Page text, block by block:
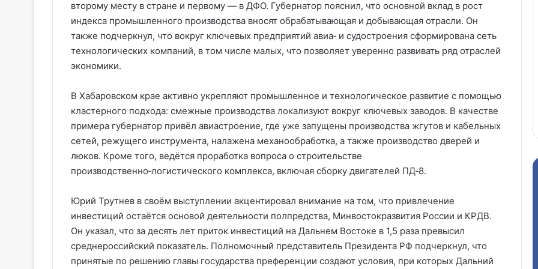
второму месту в стране и первому — в ДФО. Губернатор пояснил, что основной вклад в рост
индекса промышленного производства вносят обрабатывающая и добывающая отрасли. Он
также подчеркнул, что вокруг ключевых предприятий авиа‑ и судостроения сформирована сеть
технологических компаний, в том числе малых, что позволяет уверенно развивать ряд отраслей
экономики.
В Хабаровском крае активно укрепляют промышленное и технологическое развитие с помощью
кластерного подхода: смежные производства локализуют вокруг ключевых заводов. В качестве
примера губернатор привёл авиастроение, где уже запущены производства жгутов и кабельных
сетей, режущего инструмента, налажена механообработка, а также производство дверей и
люков. Кроме того, ведётся проработка вопроса о строительстве
производственно‑логистического комплекса, включая сборку двигателей ПД‑8.
Юрий Трутнев в своём выступлении акцентировал внимание на том, что привлечение
инвестиций остаётся основой деятельности полпредства, Минвостокразвития России и КРДВ.
Он указал, что за десять лет приток инвестиций на Дальнем Востоке в 1,5 раза превысил
среднероссийский показатель. Полномочный представитель Президента РФ подчеркнул, что
принятые по решению главы государства преференции создают условия, при которых Дальний